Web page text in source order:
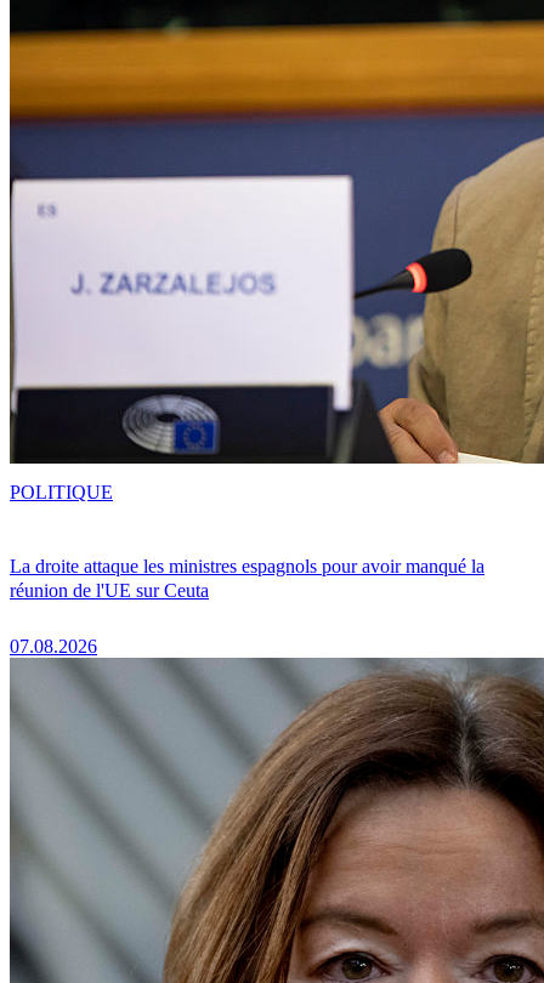
La droite attaque les ministres espagnols pour avoir manqué la
réunion de l'UE sur Ceuta
07.08.2026
POLITIQUE